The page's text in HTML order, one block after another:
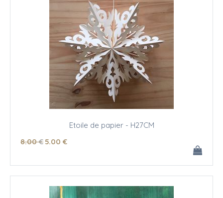
Etoile de papier - H27CM
8.00 € 5.00 €